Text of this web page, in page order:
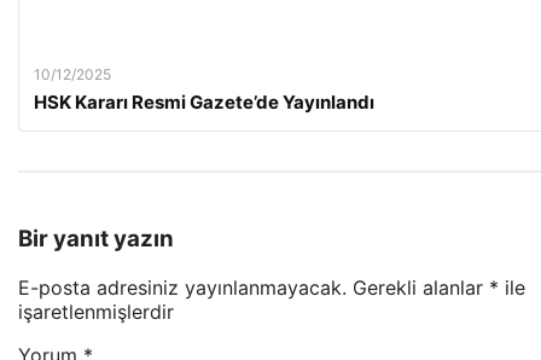
10/12/2025
HSK Kararı Resmi Gazete’de Yayınlandı
Bir yanıt yazın
E-posta adresiniz yayınlanmayacak. Gerekli alanlar * ile
işaretlenmişlerdir
Yorum *